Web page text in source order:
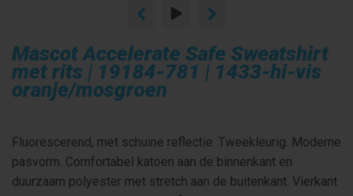
Mascot Accelerate Safe Sweatshirt
met rits | 19184-781 | 1433-hi-vis
oranje/mosgroen
Fluorescerend, met schuine reflectie. Tweekleurig. Moderne
pasvorm. Comfortabel katoen aan de binnenkant en
duurzaam polyester met stretch aan de buitenkant. Vierkant